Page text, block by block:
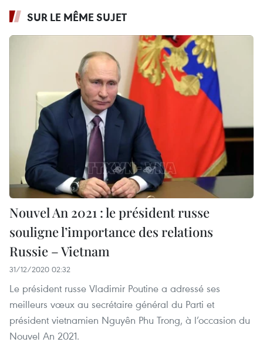
SUR LE MÊME SUJET
Nouvel An 2021 : le président russe
souligne l’importance des relations
Russie – Vietnam
31/12/2020 02:32
Le président russe Vladimir Poutine a adressé ses
meilleurs vœux au secrétaire général du Parti et
président vietnamien Nguyên Phu Trong, à l’occasion du
Nouvel An 2021.